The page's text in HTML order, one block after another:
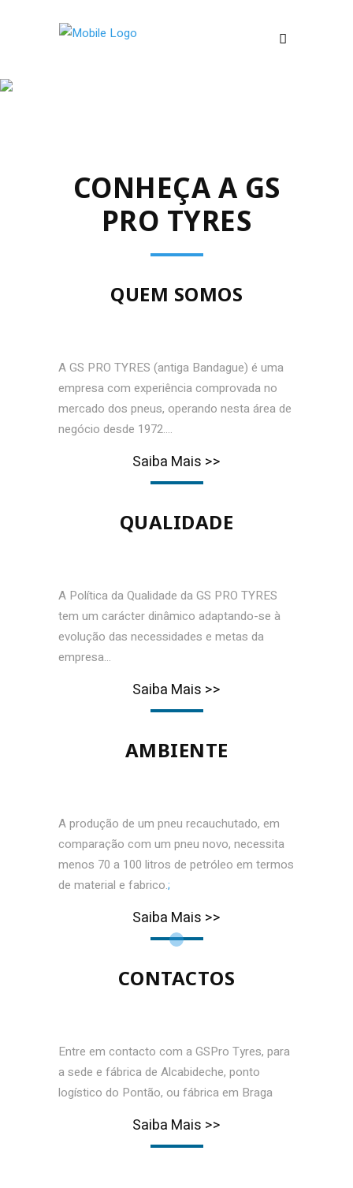
CONHEÇA A GS
PRO TYRES
QUEM SOMOS
A GS PRO TYRES (antiga Bandague) é uma
empresa com experiência comprovada no
mercado dos pneus, operando nesta área de
negócio desde 1972….
Saiba Mais >>
QUALIDADE
A Política da Qualidade da GS PRO TYRES
tem um carácter dinâmico adaptando-se à
evolução das necessidades e metas da
empresa…
Saiba Mais >>
AMBIENTE
A produção de um pneu recauchutado, em
comparação com um pneu novo, necessita
menos 70 a 100 litros de petróleo em termos
de material e fabrico.;
Saiba Mais >>
CONTACTOS
Entre em contacto com a GSPro Tyres, para
a sede e fábrica de Alcabideche, ponto
logístico do Pontão, ou fábrica em Braga
Saiba Mais >>